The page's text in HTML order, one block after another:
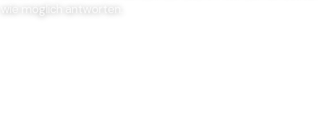
wie möglich antworten.